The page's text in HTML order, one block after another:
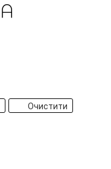
Очистити